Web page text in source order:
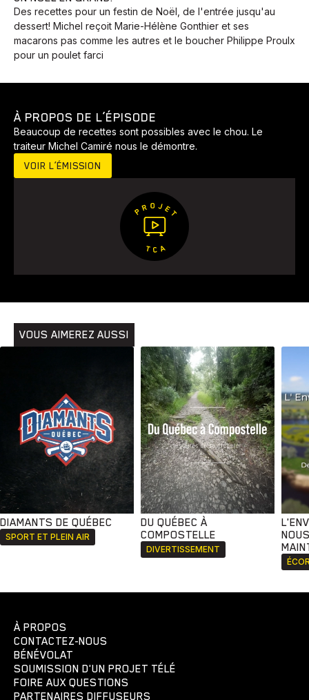
Bingo Communauté Culture
Développement
Des recettes pour un festin de Noël, de l'entrée jusqu'au
dessert! Michel reçoit Marie-Hélène Gonthier et ses
macarons pas comme les autres et le boucher Philippe Proulx
pour un poulet farci
À PROPOS DE L’ÉPISODE
Beaucoup de recettes sont possibles avec le chou. Le
traiteur Michel Camiré nous le démontre.
VOIR L’ÉMISSION
VOUS AIMEREZ AUSSI
DIAMANTS DE QUÉBEC
SPORT ET PLEIN AIR
DU QUÉBEC À
COMPOSTELLE
DIVERTISSEMENT
À PROPOS
CONTACTEZ-NOUS
BÉNÉVOLAT
SOUMISSION D'UN PROJET TÉLÉ
FOIRE AUX QUESTIONS
PARTENAIRES DIFFUSEURS